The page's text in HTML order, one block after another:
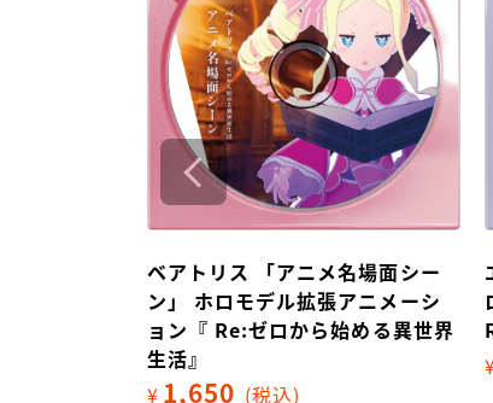
エキドナ 「日常モーション」 ホ
ロモデル拡張アニメーション『
Re:ゼロから始める異世界生活』
¥1,650